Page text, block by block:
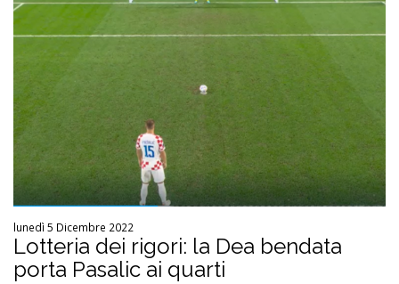
lunedì 5 Dicembre 2022
Lotteria dei rigori: la Dea bendata
porta Pasalic ai quarti